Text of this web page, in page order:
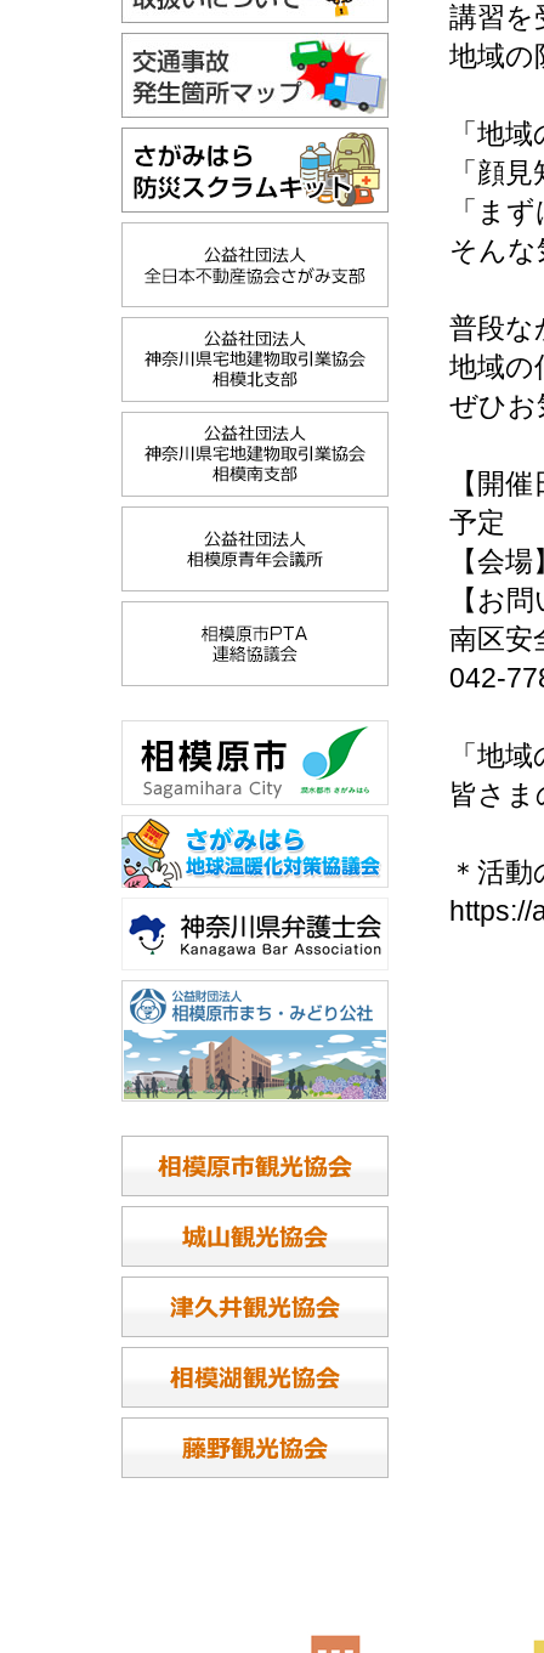
講習を
地域の
「地
「顔
「ま
そん
普段な
地域の
ぜひお
【開
予定
【会
【お
南区
042-
「地
皆さ
＊活
https://